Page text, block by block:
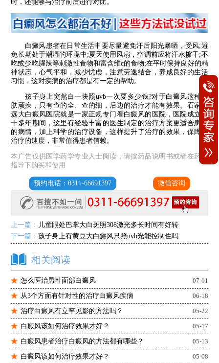
时，还能够与治疗前后进行对比。
白癜风患者在日常生活中要尽量避免汗后阳光暴晒，受风;避
免长期处于潮湿的环境中;夏天使用风扇，空调前应将汗水擦干;不
吃或少吃腥辣等刺激性食物和富含维c的食物;在平时保持良好的精
神状态，心气平和，减少忧虑，注意劳逸结合，养成良好的生活
习惯，这对疾病的治疗都是有一定的帮助。
孩子身上突然白一块照uvb一次要多少钱?对于白癜风这种皮
肤顽疾，只有查的全、查的细，后边的治疗才能有效果。石家庄
远大白癜风医院就是一家正规专门看白癜风的医院，医院成立的
十多年期间，这里有经验丰富的医生制定的治疗方案更适合患者
的病情，加上科学的治疗设备，这样提升了治疗的效果，保障了
治疗的速度，非常值得患者信赖。
本广告仅供医学药学专业人士阅读，请按药品说明书或者在药师
指导下购买和使用
预约电话：0311-66691397 微信咨询
上一篇： 儿童眼处巴掌大白斑照308激光多长时间有好转
下一篇：孩子身上有黄豆大白癜风只照uvb光能控制住吗
相关阅读
怎么医治男性面部白癜风 07-01
从3个方面有针对性的治疗白癜风疾病 06-18
治疗白癜风有立竿见影的方法吗？ 05-22
白癜风该如何治疗效果才好？ 05-17
白癜风患者治疗白癜风的方法都有哪些？ 05-13
白癜风该如何治疗效果才好？ 05-08